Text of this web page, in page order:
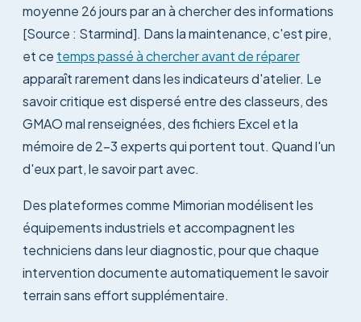
moyenne 26 jours par an à chercher des informations
[Source : Starmind]. Dans la maintenance, c'est pire,
et ce temps passé à chercher avant de réparer
apparaît rarement dans les indicateurs d'atelier. Le
savoir critique est dispersé entre des classeurs, des
GMAO mal renseignées, des fichiers Excel et la
mémoire de 2-3 experts qui portent tout. Quand l'un
d'eux part, le savoir part avec.
Des plateformes comme Mimorian modélisent les
équipements industriels et accompagnent les
techniciens dans leur diagnostic, pour que chaque
intervention documente automatiquement le savoir
terrain sans effort supplémentaire.